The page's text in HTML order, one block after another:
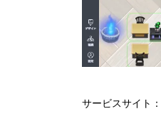
サービスサイト：